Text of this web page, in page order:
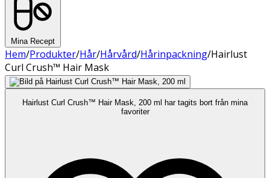
Mina Recept
Hem/Produkter/Hår/Hårvård/Hårinpackning/Hairlust
Curl Crush™ Hair Mask
Hairlust Curl Crush™ Hair Mask, 200 ml har tagits bort från mina
favoriter